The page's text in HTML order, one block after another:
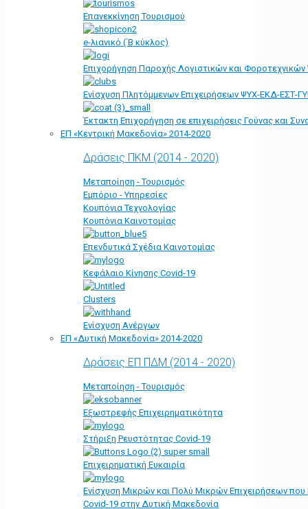
Επανεκκίνηση Τουρισμού
e-λιανικό (΄Β κύκλος)
Επιχορήγηση Παροχής Λογιστικών και
Ενίσχυση Πλητόμμενων Επιχειρήσεων ΨΥΧ-ΕΚΔ-ΕΣΤ-
Έκτακτη Επιχορήγηση σε επιχειρήσεις Γούνας και
ΕΠ «Kεντρική Μακεδονία» 2014-2020
Δράσεις ΠΚΜ (2014 - 2020)
Μεταποίηση - Τουρισμός
Εμπόριο - Υπηρεσίες
Κουπόνια Τεχνολογίας
Κουπόνια Καινοτομίας
Επενδυτικά Σχέδια Καινοτομίας
Κεφάλαιο Κίνησης Covid-19
Clusters
Ενίσχυση Ανέργων
ΕΠ «Δυτική Μακεδονία» 2014-2020
Δράσεις ΕΠ ΠΔΜ (2014 - 2020)
Μεταποίηση - Τουρισμός
Εξωστρεφής Επιχειρηματικότητα
Στήριξη Ρευστότητας Covid-19
Επιχειρηματική Ευκαιρία
Ενίσχυση Μικρών και Πολύ Μικρών Επιχειρήσεων
Covid-19 στην Δυτική Μακεδονία